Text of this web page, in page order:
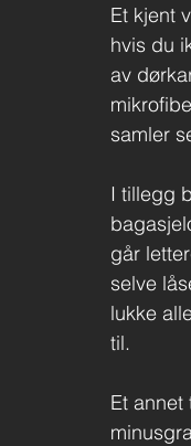
Et kjent
hvis du
av
samler
I tillegg
går
selve
lukke
til.
Et